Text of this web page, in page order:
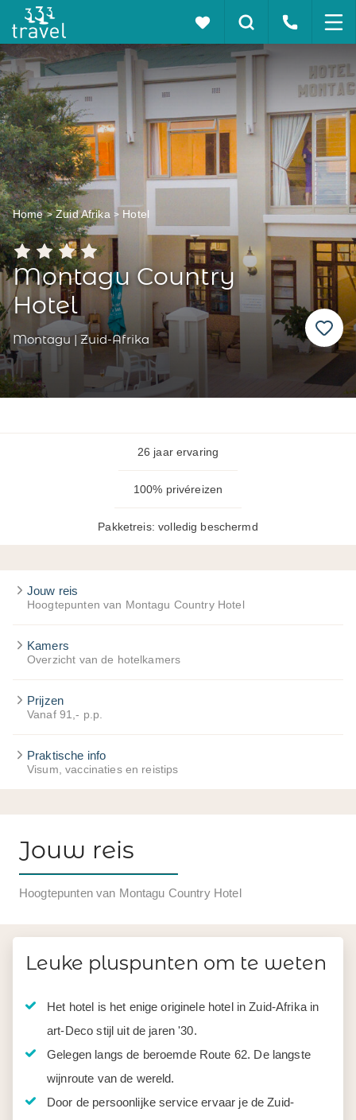
Home Zuid Afrika Hotel
Montagu Country
Hotel
Montagu | Zuid-Afrika
26 jaar ervaring
100% privéreizen
Pakketreis: volledig beschermd
Jouw reis
Hoogtepunten van Montagu Country Hotel
Kamers
Overzicht van de hotelkamers
Prijzen
Vanaf 91,- p.p.
Praktische info
Visum, vaccinaties en reistips
Jouw reis
Hoogtepunten van Montagu Country Hotel
Leuke pluspunten om te weten
Het hotel is het enige originele hotel in Zuid-Afrika in
art-Deco stijl uit de jaren '30.
Gelegen langs de beroemde Route 62. De langste
wijnroute van de wereld.
Door de persoonlijke service ervaar je de Zuid-